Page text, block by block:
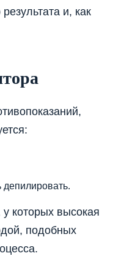
и, как
депилировать.
которых высокая
подобных